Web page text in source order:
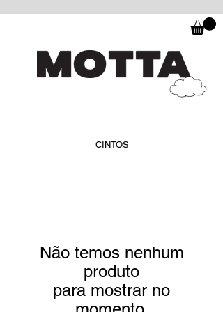
CINTOS
Não temos nenhum
produto
para mostrar no